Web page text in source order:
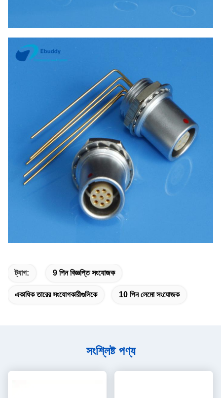
ট্যাগ: 9 পিন বিজ্ঞপ্তি সংযোজক
একাধিক তারের সংযোগকারীগুলিকে 10 পিন লেমো সংযোজক
সংশ্লিষ্ট পণ্য